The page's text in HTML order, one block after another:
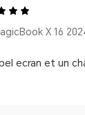
ecran et un